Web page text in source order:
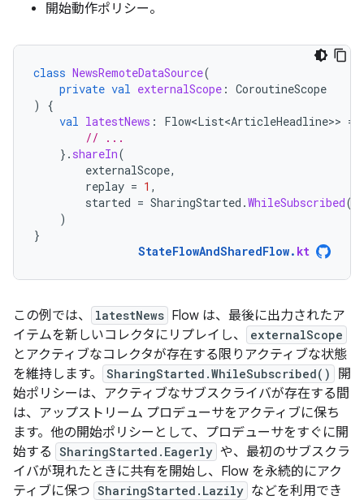
開始動作ポリシー。
class NewsRemoteDataSource(
private val externalScope : CoroutineScope
)
{
val latestNews : Flow<List<ArticleHeadline>> =
// ...
}. shareIn(
externalScope,
replay = 1 ,
started = SharingStarted .WhileSubscribed()
)
}
StateFlowAndSharedFlow. kt
この例では、 latestNews Flow は、最後に出力されたア
イテムを新しいコレクタにリプレイし、
externalScope
とアクティブなコレクタが存在する限りアクティブな状態
を維持します。
SharingStarted.WhileSubscribed()
開
始ポリシーは、アクティブなサブスクライバが存在する間
は、アップストリーム プロデューサをアクティブに保ち
ます。他の開始ポリシーとして、プロデューサをすぐに開
始する SharingStarted.Eagerly や、最初のサブスクラ
イバが現れたときに共有を開始し、Flow を永続的にアク
ティブに保つ SharingStarted.Lazily などを利用でき